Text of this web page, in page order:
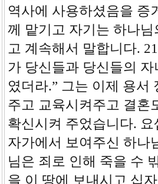
역사에 사용하셨음을 증
께 맡기고 자기는 하나
고 계속해서 말합니다.
가 당신들과 당신들의
였더라.” 그는 이제 용서
주고 교육시켜주고 결혼
확신시켜 주었습니다.
자가에서 보여주신 하나
님은 죄로 인해 죽을 수
을 이 땅에 보내시고 십